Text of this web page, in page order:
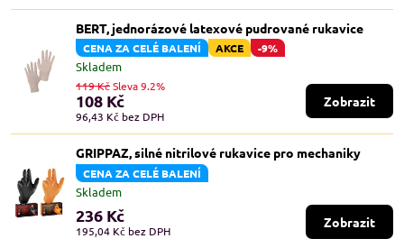
BERT, jednorázové latexové pudrované rukavice
CENA ZA CELÉ BALENÍ AKCE -9%
Skladem
108 Kč
96,43 Kč bez DPH
119 KčSleva 9.2%
Zobrazit
GRIPPAZ, silné nitrilové rukavice pro mechaniky
CENA ZA CELÉ BALENÍ
Skladem
236 Kč
195,04 Kč bez DPH
Zobrazit